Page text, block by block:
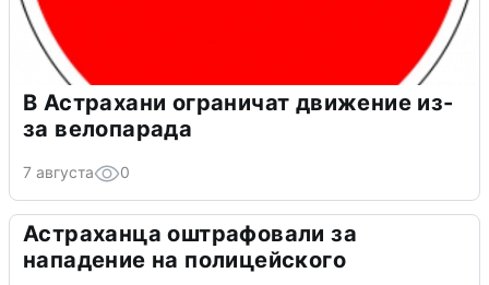
В Астрахани ограничат движение из-
за велопарада
7 августа 0
Астраханца оштрафовали за
нападение на полицейского